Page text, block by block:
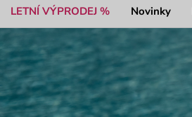
LETNÍ VÝPRODEJ % Novinky